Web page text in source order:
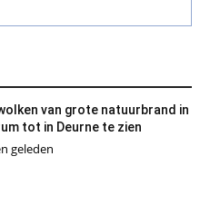
van grote natuurbrand in
tot in Deurne te zien
geleden